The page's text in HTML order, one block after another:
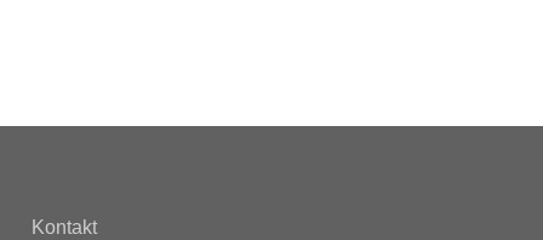
Kontakt